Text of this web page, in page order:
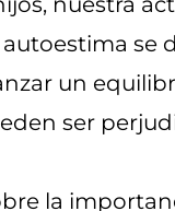
se
un
ser
la